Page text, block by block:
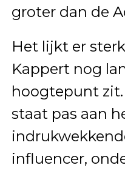
groter dan de
Het lijkt er
Kappert nog
hoogtepunt
staat pas aan
influencer,